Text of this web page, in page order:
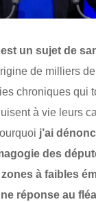
un sujet de
de milliers
chroniques qui
à vie leurs
j’ai
des
à faibles
réponse au